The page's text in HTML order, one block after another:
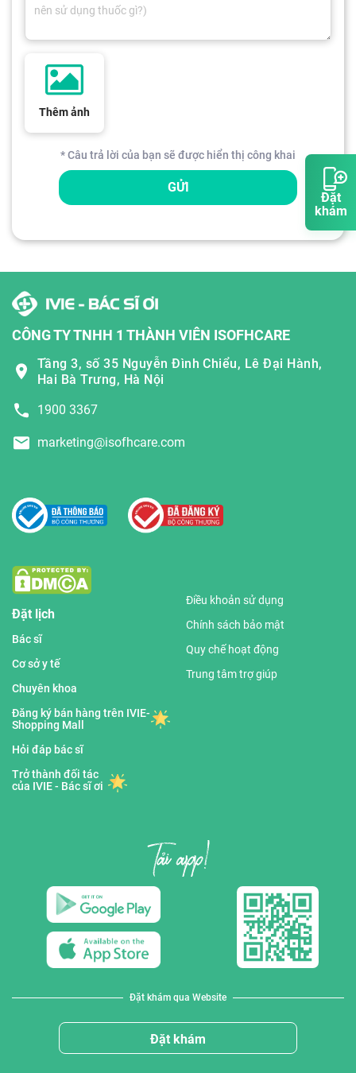
Đặt
khám
Thêm ảnh
* Câu trả lời của bạn sẽ được hiển thị công khai
GỬI
CÔNG TY TNHH 1 THÀNH VIÊN ISOFHCARE
Tầng 3, số 35 Nguyễn Đình Chiểu, Lê Đại Hành,
Hai Bà Trưng, Hà Nội
1900 3367
marketing@isofhcare.com
Đặt lịch
Bác sĩ
Cơ sở y tế
Chuyên khoa
Đăng ký bán hàng trên IVIE-
Shopping Mall
Hỏi đáp bác sĩ
Trở thành đối tác
của IVIE - Bác sĩ ơi
Điều khoản sử dụng
Chính sách bảo mật
Quy chế hoạt động
Trung tâm trợ giúp
Đặt khám qua Website
Đặt khám